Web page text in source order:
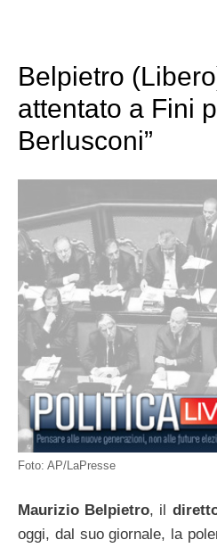
Belpietro
attentato a Fini
Berlusconi”
Foto: AP/LaPresse
Maurizio Belpietro, il
oggi, dal suo giornale, la